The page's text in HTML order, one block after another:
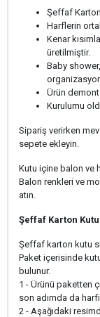
Şeffaf
Harflerin
Kenar
üretilmiştir.
Baby
Ürün
Kurulumu
Sipariş verirken
sepete ekleyin.
Kutu içine balon ve
Balon renkleri ve
atın.
Şeffaf Karton
Şeffaf karton kutu
Paket içerisinde
bulunur.
1 - Ürünü paketten
son adımda da
2 - Aşağıdaki